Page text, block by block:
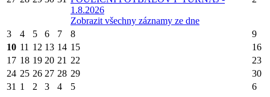
1.8.2026
Zobrazit všechny záznamy ze dne
3 4 5 6 7 8
9
10 11 12 13 14 15
16
17 18 19 20 21 22
23
24 25 26 27 28 29
30
31 1 2 3 4 5 6